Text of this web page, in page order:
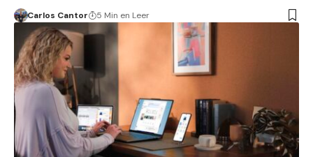
Carlos Cantor 5 Min en Leer